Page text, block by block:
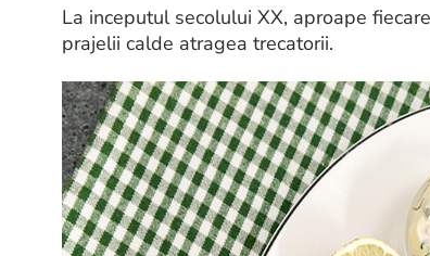
La inceputul secolului XX, aproape
prajelii calde atragea trecatorii.